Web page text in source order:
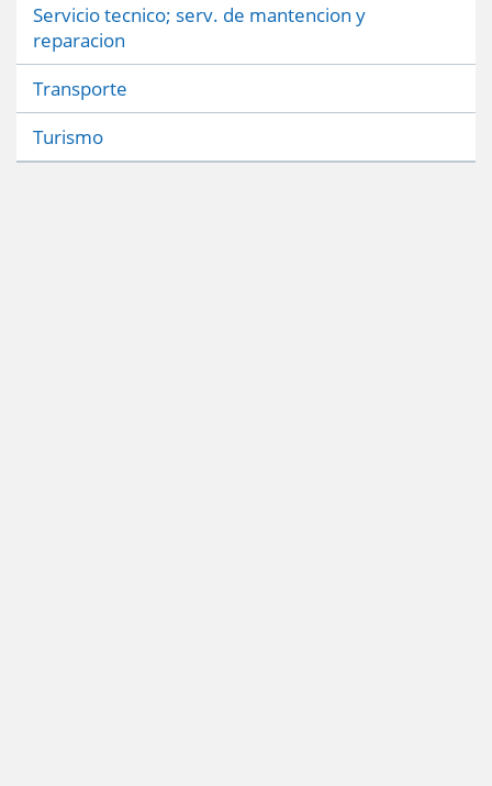
Servicio tecnico; serv. de mantencion y
reparacion
Transporte
Turismo